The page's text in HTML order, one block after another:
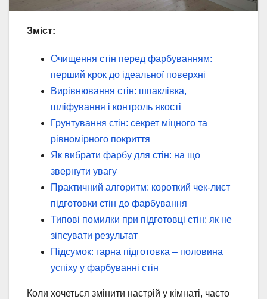
Зміст:
Очищення стін перед фарбуванням:
перший крок до ідеальної поверхні
Вирівнювання стін: шпаклівка,
шліфування і контроль якості
Грунтування стін: секрет міцного та
рівномірного покриття
Як вибрати фарбу для стін: на що
звернути увагу
Практичний алгоритм: короткий чек-лист
підготовки стін до фарбування
Типові помилки при підготовці стін: як не
зіпсувати результат
Підсумок: гарна підготовка – половина
успіху у фарбуванні стін
Коли хочеться змінити настрій у кімнаті, часто